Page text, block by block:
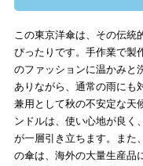
この東京洋傘は、その伝統
ぴったりです。手作業で製
のファッションに温かみと
ありながら、通常の雨にも
兼用として秋の不安定な天
ンドルは、使い心地が良く
が一層引き立ちます。また
の傘は、海外の大量生産品